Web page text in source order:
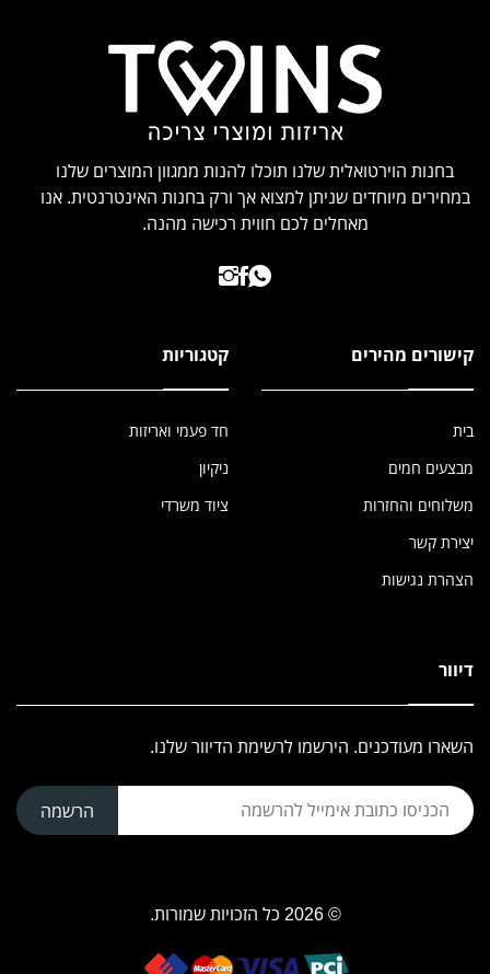
בחנות הוירטואלית שלנו תוכלו להנות ממגוון המוצרים שלנו
במחירים מיוחדים שניתן למצוא אך ורק בחנות האינטרנטית. אנו
מאחלים לכם חווית רכישה מהנה.
קישורים מהירים
בית
מבצעים חמים
משלוחים והחזרות
יצירת קשר
הצהרת נגישות
קטגוריות
חד פעמי ואריזות
ניקיון
ציוד משרדי
דיוור
השארו מעודכנים. הירשמו לרשימת הדיוור שלנו.
הרשמה
© 2026 כל הזכויות שמורות.